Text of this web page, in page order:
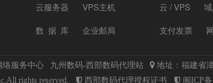
云服务器
VPS主机
数 据 库
企业邮局
云 / VPS
支付发票
络服务中心 九州数码-西部数码代理站
地址：福建省
rights reserved.
西部数码代理授权证书 闽ICP